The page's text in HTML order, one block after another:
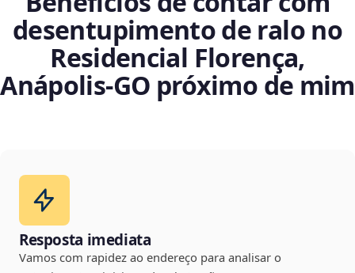
desentupimento de ralo no
Residencial Florença,
Anápolis‑GO próximo de mim
Resposta imediata
Vamos com rapidez ao endereço para analisar o